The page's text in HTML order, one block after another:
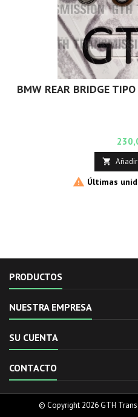
BMW REAR BRIDGE

 Últimas
PRODUCTOS
NUESTRA EMPRESA
SU CUENTA
CONTACTO
© Copyright 2026 GTH